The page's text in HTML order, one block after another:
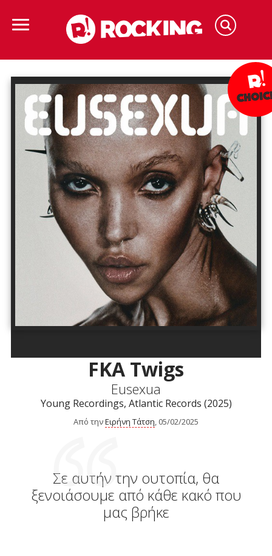
FKA Twigs
Eusexua
Young Recordings, Atlantic Records (2025)
Από τηνΕιρήνη Τάτση, 05/02/2025
Σε αυτήν την ουτοπία, θα
ξενοιάσουμε από κάθε κακό που
μας βρήκε